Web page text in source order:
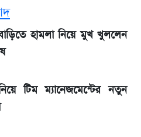
সজীব ওয়াজেদ জয়
দেখা গেল না শেখ
বড় সতর্কবার্তা
হামলা নিয়ে মুখ খুললেন
টিম ম্যানেজমেন্টের নতুন